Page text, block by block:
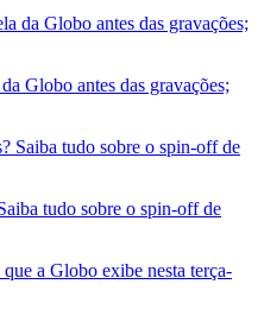
Globo antes das gravações;
tudo sobre o spin-off de